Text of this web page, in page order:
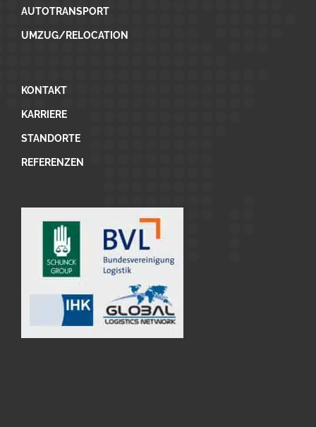
AUTOTRANSPORT
UMZUG/RELOCATION
KONTAKT
KARRIERE
STANDORTE
REFERENZEN